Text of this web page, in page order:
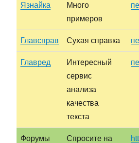
Язнайка
Много
примеров
Главсправ Сухая справка
Главред
Интересный
сервис
анализа
качества
текста
Форумы
Спросите на